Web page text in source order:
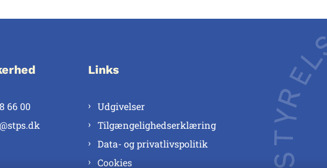
66 00
Links
Udgivelser
Tilgængelighedserklæring
Data- og privatlivspolitik
Cookies